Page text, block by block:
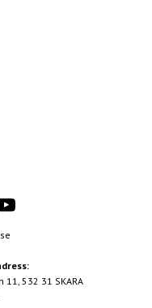
11, 532 31 SKARA